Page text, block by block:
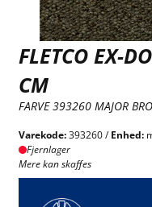
FLETCO EX-
CM
FARVE 393260 MAJOR
Varekode:393260 /Enhed:
Fjernlager
Mere kan skaffes